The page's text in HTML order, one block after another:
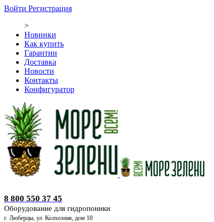
Войти Регистрация
>
Новинки
Как купить
Гарантии
Доставка
Новости
Контакты
Конфигуратор
8 800 550 37 45
Оборудование для гидропоники
г. Люберцы, ул. Колхозная, дом 10